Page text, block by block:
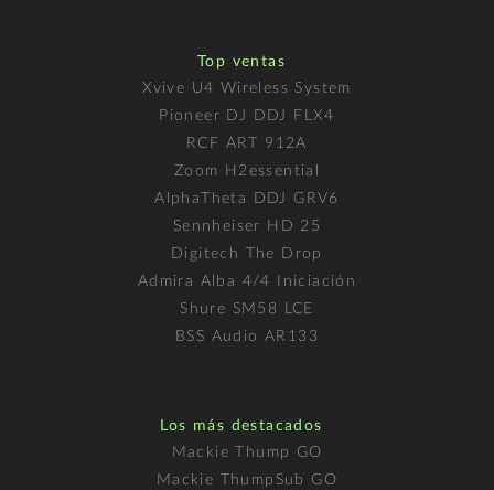
Top ventas
Xvive U4 Wireless System
Pioneer DJ DDJ FLX4
RCF ART 912A
Zoom H2essential
AlphaTheta DDJ GRV6
Sennheiser HD 25
Digitech The Drop
Admira Alba 4/4 Iniciación
Shure SM58 LCE
BSS Audio AR133
Los más destacados
Mackie Thump GO
Mackie ThumpSub GO